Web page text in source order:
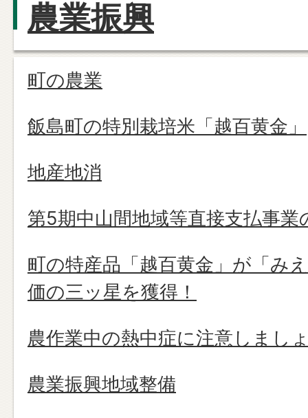
農業振興
町の農業
飯島町の特別栽培米「越百黄金」
地産地消
第5期中山間地域等直接支払事業
町の特産品「越百黄金」が「み
価の三ッ星を獲得！
農作業中の熱中症に注意しまし
農業振興地域整備